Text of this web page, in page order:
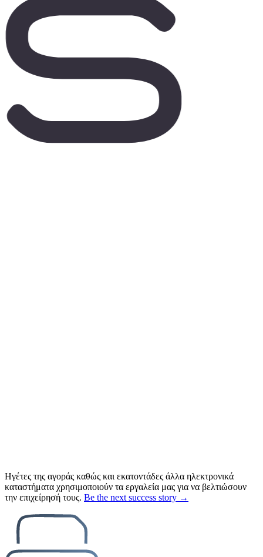
Ηγέτες της αγοράς καθώς και εκατοντάδες άλλα ηλεκτρονικά
καταστήματα χρησιμοποιούν τα εργαλεία μας για να βελτιώσουν
την επιχείρησή τους. Be the next success story →